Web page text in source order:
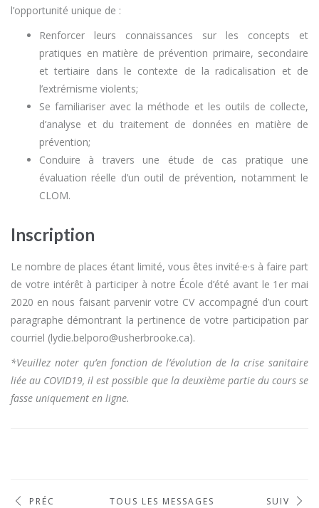
l’opportunité unique de :
Renforcer leurs connaissances sur les concepts et
pratiques en matière de prévention primaire, secondaire
et tertiaire dans le contexte de la radicalisation et de
l’extrémisme violents;
Se familiariser avec la méthode et les outils de collecte,
d’analyse et du traitement de données en matière de
prévention;
Conduire à travers une étude de cas pratique une
évaluation réelle d’un outil de prévention, notamment le
CLOM.
Inscription
Le nombre de places étant limité, vous êtes invité·e·s à faire part
de votre intérêt à participer à notre École d’été avant le 1er mai
2020 en nous faisant parvenir votre CV accompagné d’un court
paragraphe démontrant la pertinence de votre participation par
courriel (lydie.belporo@usherbrooke.ca).
*Veuillez noter qu’en fonction de l’évolution de la crise sanitaire
liée au COVID19, il est possible que la deuxième partie du cours se
fasse uniquement en ligne.
PRÉC TOUS LES MESSAGES SUIV